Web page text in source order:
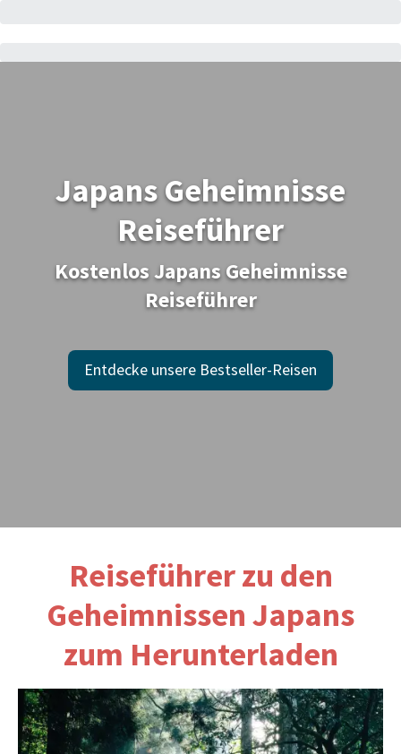
Japans Geheimnisse
Reiseführer
​Kostenlos Japans Geheimnisse
Reiseführer
Entdecke unsere Bestseller-Reisen
Reiseführer zu den
Geheimnissen Japans
zum Herunterladen
Japan, ein Land, das für seine herrlichen
Kirschblüten, futuristischen Städte und seine